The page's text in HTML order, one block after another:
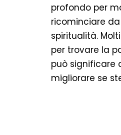
profondo per
ricominciare
spiritualità.
per trovare la
può significare
migliorare se